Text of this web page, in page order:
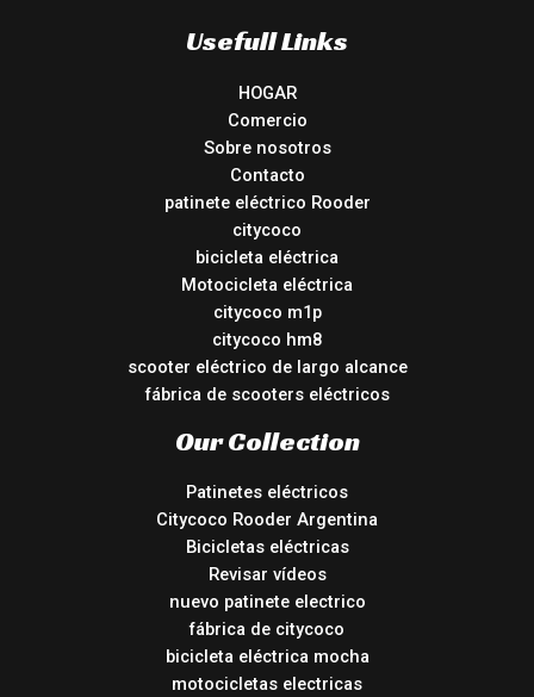
Usefull Links
HOGAR
Comercio
Sobre nosotros
Contacto
patinete eléctrico Rooder
citycoco
bicicleta eléctrica
Motocicleta eléctrica
citycoco m1p
citycoco hm8
scooter eléctrico de largo alcance
fábrica de scooters eléctricos
Our Collection
Patinetes eléctricos
Citycoco Rooder Argentina
Bicicletas eléctricas
Revisar vídeos
nuevo patinete electrico
fábrica de citycoco
bicicleta eléctrica mocha
motocicletas electricas